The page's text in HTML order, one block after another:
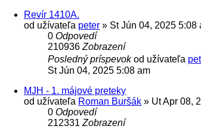
Revír 1410A.
od užívateľa peter » St Jún 04, 2025 5:08
0 Odpovedí
210936 Zobrazení
Posledný príspevokod užívateľa
St Jún 04, 2025 5:08 am
MJH - 1. májové preteky
od užívateľa Roman Buršák » Ut Apr 08,
0 Odpovedí
212331 Zobrazení